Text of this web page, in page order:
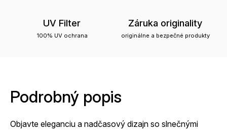
UV Filter
100% UV ochrana
Záruka originality
originálne a bezpečné produkty
Podrobný popis
Objavte eleganciu a nadčasový dizajn so slnečnými